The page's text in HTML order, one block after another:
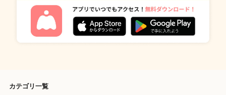
カテゴリ一覧